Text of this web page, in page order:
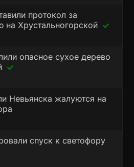
протокол за
на Хрустальногорской
опасное сухое дерево
Невьянска жалуются на
спуск к светофору